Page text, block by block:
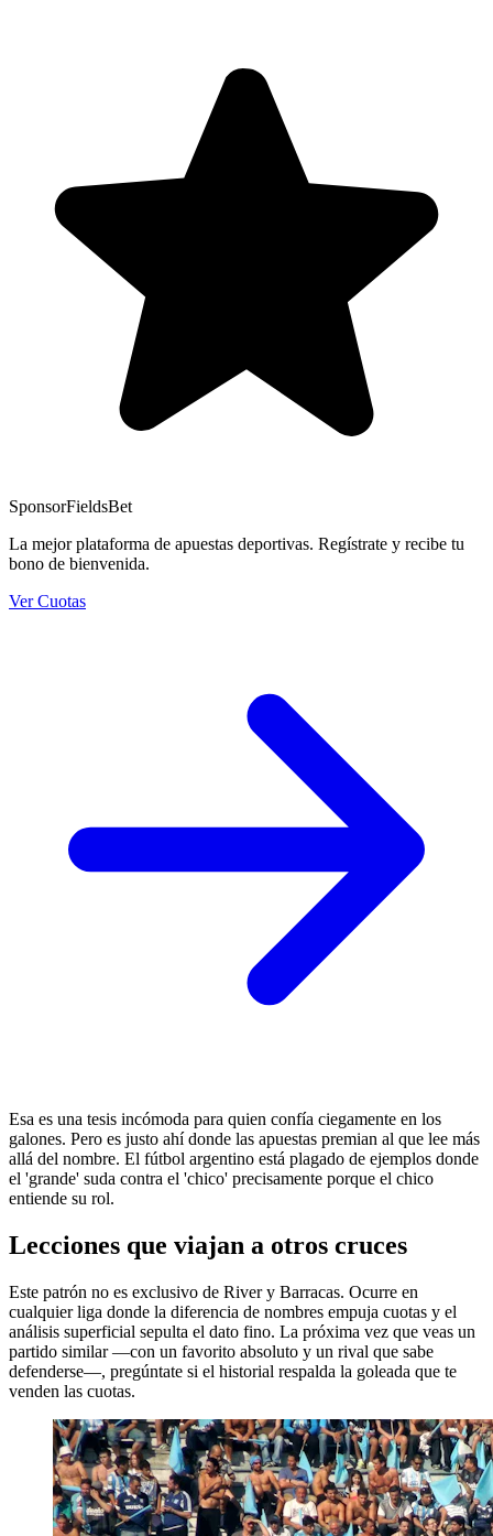
SponsorFieldsBet
La mejor plataforma de apuestas deportivas. Regístrate y recibe tu
bono de bienvenida.
Ver Cuotas
Esa es una tesis incómoda para quien confía ciegamente en los
galones. Pero es justo ahí donde las apuestas premian al que lee más
allá del nombre. El fútbol argentino está plagado de ejemplos donde
el 'grande' suda contra el 'chico' precisamente porque el chico
entiende su rol.
Lecciones que viajan a otros cruces
Este patrón no es exclusivo de River y Barracas. Ocurre en
cualquier liga donde la diferencia de nombres empuja cuotas y el
análisis superficial sepulta el dato fino. La próxima vez que veas un
partido similar —con un favorito absoluto y un rival que sabe
defenderse—, pregúntate si el historial respalda la goleada que te
venden las cuotas.